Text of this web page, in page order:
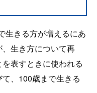
生きる方が増えるにあ
生き方について再
表すときに使われる
、100歳まで生きる